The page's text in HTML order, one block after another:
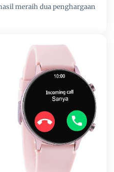
meraih dua penghargaan